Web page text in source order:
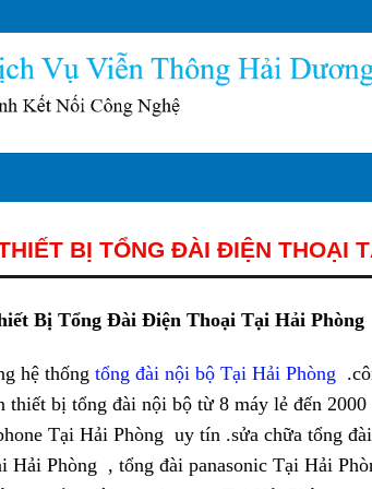
BỊ TỔNG ĐÀI ĐIỆN THOẠI
Bị Tổng Đài Điện Thoại Tại Hải Phòng
hệ thống tổng đài nội bộ Tại Hải Phòng
thiết bị tổng đài nội bộ từ 8 máy lẻ đến
Tại Hải Phòng uy tín .sửa chữa tổng
Hải Phòng , tổng đài panasonic Tại Hải